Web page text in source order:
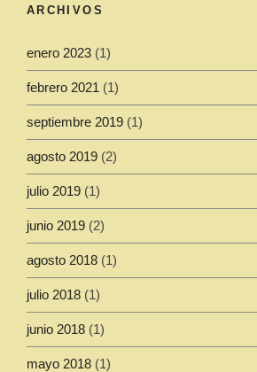
ARCHIVOS
enero 2023 (1)
febrero 2021 (1)
septiembre 2019 (1)
agosto 2019 (2)
julio 2019 (1)
junio 2019 (2)
agosto 2018 (1)
julio 2018 (1)
junio 2018 (1)
mayo 2018 (1)